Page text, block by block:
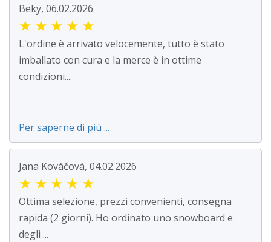
Beky, 06.02.2026
★ ★ ★ ★ ★
L'ordine è arrivato velocemente, tutto è stato
imballato con cura e la merce è in ottime
condizioni....
Per saperne di più ...
Jana Kováčová, 04.02.2026
★ ★ ★ ★ ★
Ottima selezione, prezzi convenienti, consegna
rapida (2 giorni). Ho ordinato uno snowboard e
degli ...